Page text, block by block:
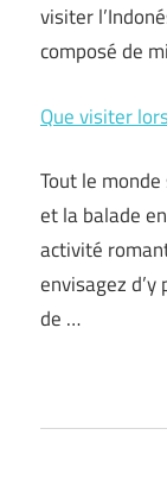
visiter
composé de
Que visiter
Tout le
et la balade
activité
envisagez
de …